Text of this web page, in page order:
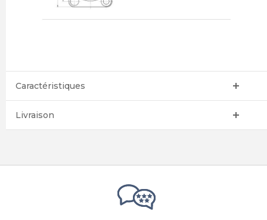
Caractéristiques
Livraison